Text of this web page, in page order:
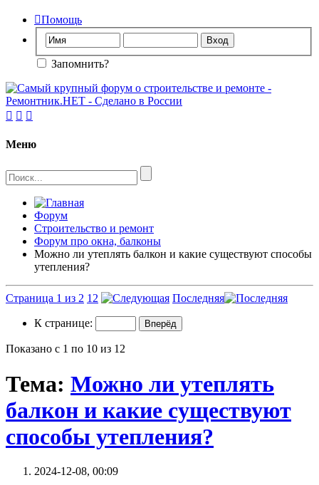
Помощь
Запомнить?
  
Меню
Форум
Строительство и ремонт
Форум про окна, балконы
Можно ли утеплять балкон и какие существуют способы
утепления?
Страница 1 из 2 1 2 Последняя
К странице:
Показано с 1 по 10 из 12
Тема: Можно ли утеплять
балкон и какие существуют
способы утепления?
2024-12-08, 00:09